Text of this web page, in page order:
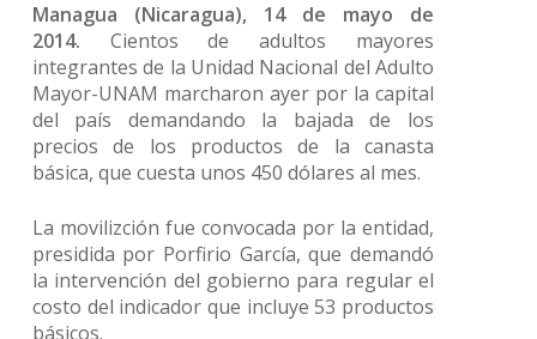
Managua (Nicaragua), 14 de mayo de
2014. Cientos de adultos mayores
integrantes de la Unidad Nacional del Adulto
Mayor-UNAM marcharon ayer por la capital
del país demandando la bajada de los
precios de los productos de la canasta
básica, que cuesta unos 450 dólares al mes.
La movilizción fue convocada por la entidad,
presidida por Porfirio García, que demandó
la intervención del gobierno para regular el
costo del indicador que incluye 53 productos
básicos.